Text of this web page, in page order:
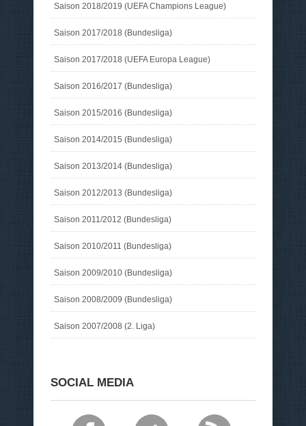
Saison 2018/2019 (UEFA Champions League)
Saison 2017/2018 (Bundesliga)
Saison 2017/2018 (UEFA Europa League)
Saison 2016/2017 (Bundesliga)
Saison 2015/2016 (Bundesliga)
Saison 2014/2015 (Bundesliga)
Saison 2013/2014 (Bundesliga)
Saison 2012/2013 (Bundesliga)
Saison 2011/2012 (Bundesliga)
Saison 2010/2011 (Bundesliga)
Saison 2009/2010 (Bundesliga)
Saison 2008/2009 (Bundesliga)
Saison 2007/2008 (2. Liga)
SOCIAL MEDIA